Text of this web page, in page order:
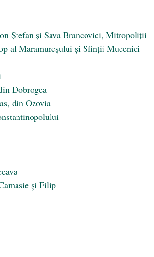
Ștefan și Sava Brancovici, Mitropoliții
al Maramureșului și Sfinții Mucenici
Dobrogea
din Ozovia
și Filip